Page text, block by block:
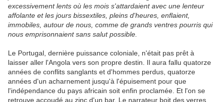
excessivement lents où les mois s'attardaient avec une lenteur
affolante et les jours bissextiles, pleins d'heures, enflaient,
immobiles, autour de nous, comme de grands ventres pourris qui
nous emprisonnaient sans salut possible.
Le Portugal, dernière puissance coloniale, n'était pas prêt à
laisser aller l'Angola vers son propre destin. Il aura fallu quatorze
années de conflits sanglants et d'hommes perdus, quatorze
années d'un acharnement jusqu'à l'épuisement pour que
l'indépendance du pays africain soit enfin proclamée. Et l'on se
retrouve accoudé au zinc d'un bar. Le narrateur boit des verres